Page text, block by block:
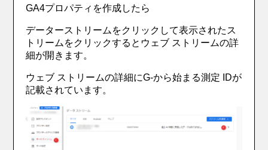
GA4プロパティを作成したら
データーストリームをクリックして表示されたス
トリームをクリックするとウェブ ストリームの詳
細が開きます。
ウェブ ストリームの詳細にG‐から始まる測定 IDが
記載されています。